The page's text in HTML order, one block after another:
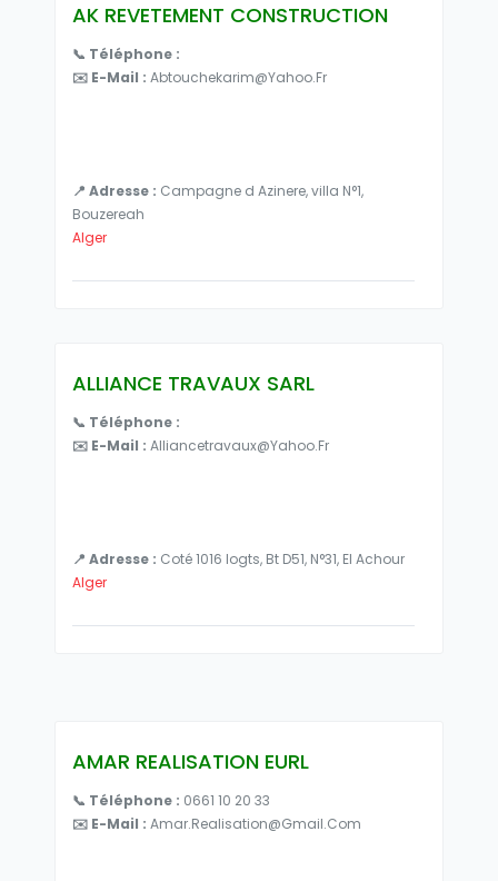
AK REVETEMENT CONSTRUCTION
📞 Téléphone :
✉️ E-Mail : Abtouchekarim@yahoo.fr
📍 Adresse : Campagne d Azinere, villa N°1,
Bouzereah
Alger
ALLIANCE TRAVAUX SARL
📞 Téléphone :
✉️ E-Mail : Alliancetravaux@yahoo.fr
📍 Adresse : Coté 1016 logts, Bt D51, N°31, El Achour
Alger
AMAR REALISATION EURL
📞 Téléphone : 0661 10 20 33
✉️ E-Mail : Amar.realisation@gmail.Com